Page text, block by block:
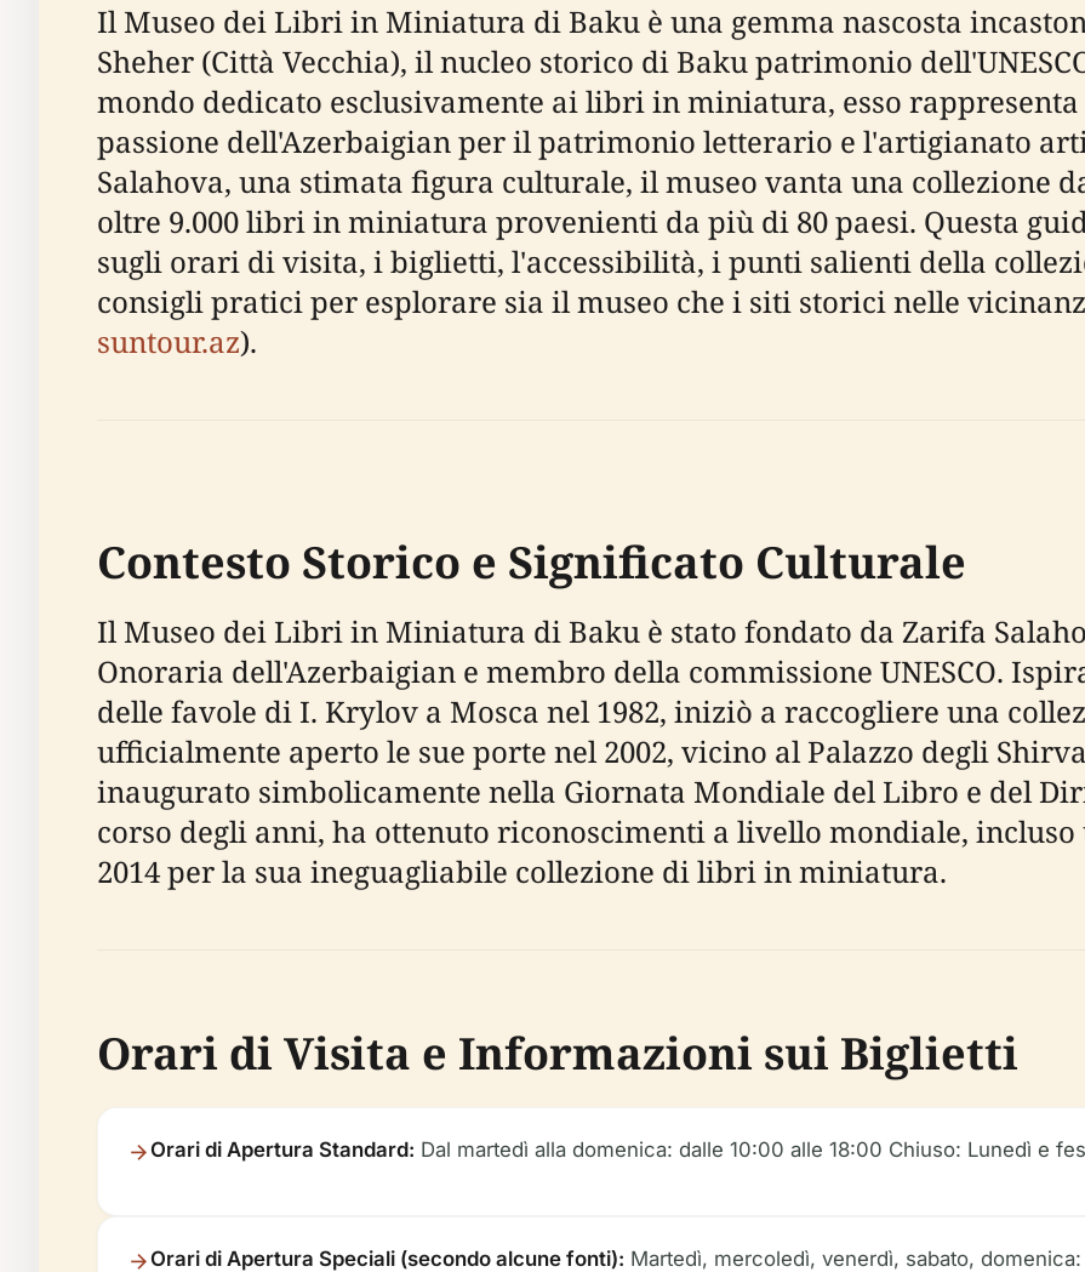
Il Museo dei Libri in Miniatura di Baku è una gemma nascosta
Sheher (Città Vecchia), il nucleo storico di Baku patrimonio
mondo dedicato esclusivamente ai libri in miniatura, esso
passione dell'Azerbaigian per il patrimonio letterario e l'artigianato
Salahova, una stimata figura culturale, il museo vanta una collezione
oltre 9.000 libri in miniatura provenienti da più di 80 paesi. Questa
sugli orari di visita, i biglietti, l'accessibilità, i punti salienti della
consigli pratici per esplorare sia il museo che i siti storici nelle
suntour.az).
Contesto Storico e Significato Culturale
Il Museo dei Libri in Miniatura di Baku è stato fondato da Zarifa
Onoraria dell'Azerbaigian e membro della commissione UNESCO.
delle favole di I. Krylov a Mosca nel 1982, iniziò a raccogliere una
ufficialmente aperto le sue porte nel 2002, vicino al Palazzo degli
inaugurato simbolicamente nella Giornata Mondiale del Libro e del
corso degli anni, ha ottenuto riconoscimenti a livello mondiale, incluso
2014 per la sua ineguagliabile collezione di libri in miniatura.
Orari di Visita e Informazioni sui Biglietti
Orari di Apertura Standard: Dal martedì alla domenica: dalle 10:00 alle 18:00 Chiuso: Lunedì e
Orari di Apertura Speciali (secondo alcune fonti): Martedì, mercoledì, venerdì, sabato,